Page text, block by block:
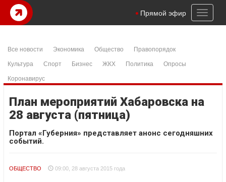
Toggle
Прямой эфир
Все новости Экономика Общество
Правопорядок
Культура
Спорт Бизнес ЖКХ Политика
Опросы
Коронавирус
План мероприятий Хабаровска на
28 августа (пятница)
Портал «Губерния» представляет анонс сегодняшних
событий.
ОБЩЕСТВО 09:00, 28 августа 2015 года